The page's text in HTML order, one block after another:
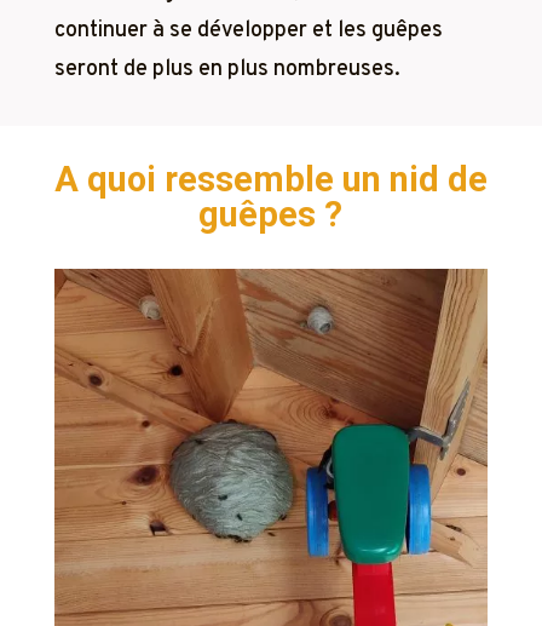
continuer à se développer et les guêpes
seront de plus en plus nombreuses.
A quoi ressemble un nid de
guêpes ?